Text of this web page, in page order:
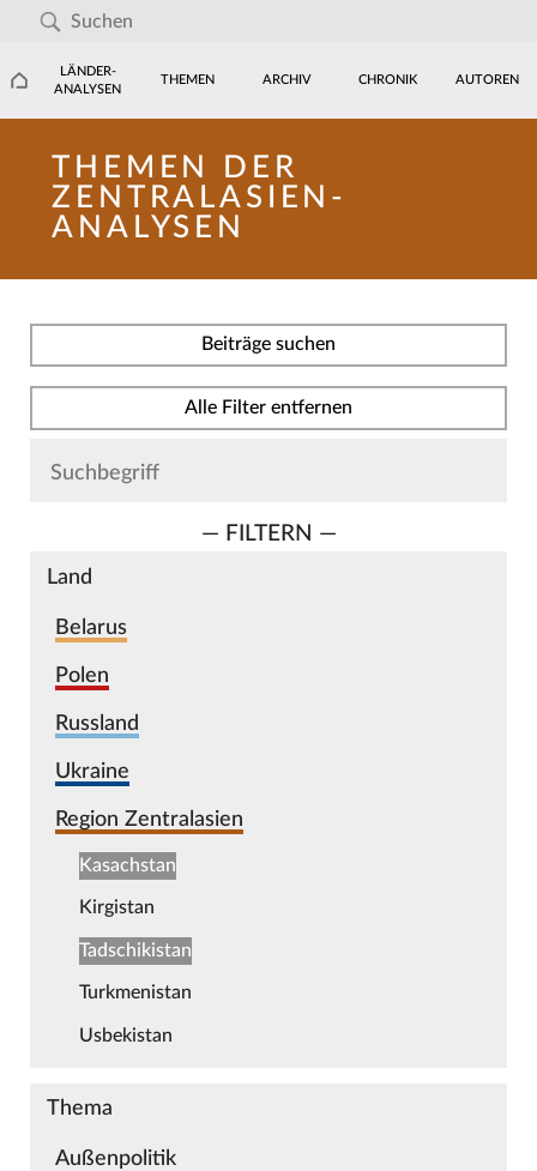
LÄNDER-
ANALYSEN
THEMEN ARCHIV CHRONIK AUTOREN
THEMEN DER
ZENTRALASIEN-
ANALYSEN
Beiträge suchen
Alle Filter entfernen
— FILTERN —
Land
Belarus
Polen
Russland
Ukraine
Region Zentralasien
Kasachstan
Kirgistan
Tadschikistan
Turkmenistan
Usbekistan
Thema
Außenpolitik